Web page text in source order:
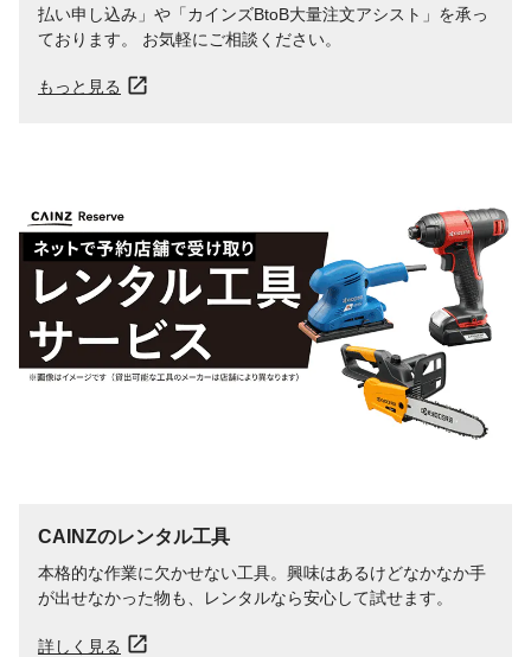
払い申し込み」や「カインズBtoB大量注文アシスト」を承っ
ております。 お気軽にご相談ください。
もっと見る
CAINZのレンタル工具
本格的な作業に欠かせない工具。興味はあるけどなかなか手
が出せなかった物も、レンタルなら安心して試せます。
詳しく見る